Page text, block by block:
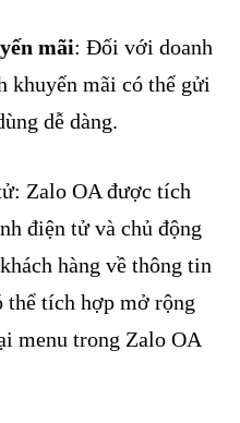
mãi: Đối với doanh
khuyến mãi có thể gửi
dễ dàng.
Zalo OA được tích
điện tử và chủ động
hàng về thông tin
tích hợp mở rộng
menu trong Zalo OA